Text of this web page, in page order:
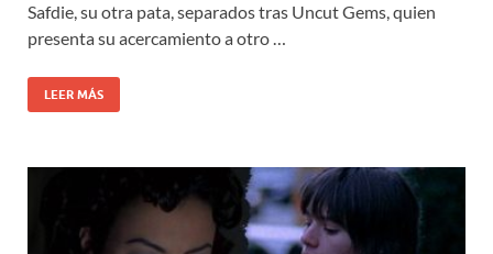
Safdie, su otra pata, separados tras Uncut Gems, quien
presenta su acercamiento a otro …
LEER MÁS